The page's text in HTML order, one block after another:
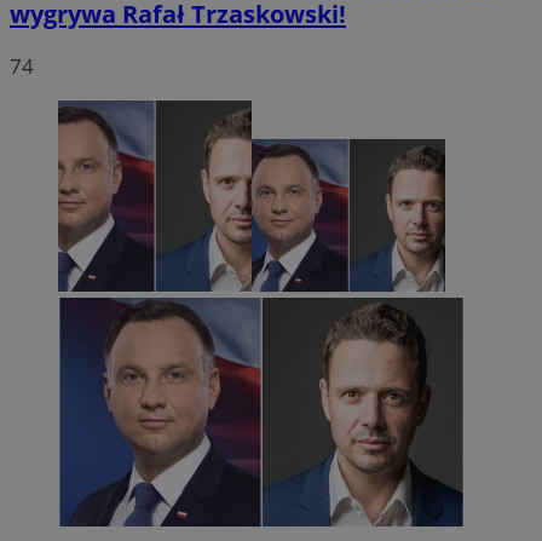
wygrywa Rafał Trzaskowski!
74